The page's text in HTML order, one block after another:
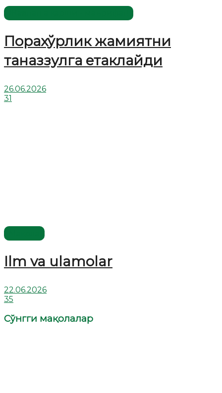
Порахўрлик жамиятни
таназзулга етаклайди
26.06.2026
31
Ilm va ulamolar
22.06.2026
35
Сўнгги мақолалар